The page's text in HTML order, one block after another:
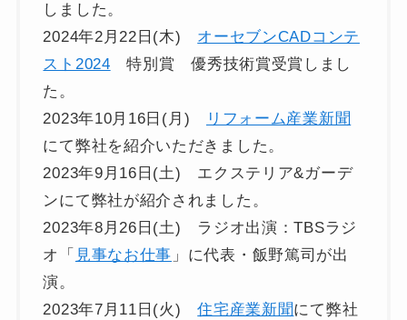
しました。
2024年2月22日(木) オーセブンCADコンテ
スト2024 特別賞 優秀技術賞受賞しまし
た。
2023年10月16日(月)
リフォーム産業新聞
にて弊社を紹介いただきました。
2023年9月16日(土) エクステリア&ガーデ
ンにて弊社が紹介されました。
2023年8月26日(土) ラジオ出演：TBSラジ
オ「 見事なお仕事 」に代表・飯野篤司が出
演。
2023年7月11日(火)住宅産業新聞にて弊社